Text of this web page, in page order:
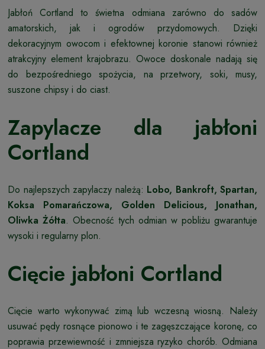
Jabłoń Cortland to świetna odmiana zarówno do sadów
amatorskich, jak i ogrodów przydomowych. Dzięki
dekoracyjnym owocom i efektownej koronie stanowi również
atrakcyjny element krajobrazu. Owoce doskonale nadają się
do bezpośredniego spożycia, na przetwory, soki, musy,
suszone chipsy i do ciast.
Zapylacze dla jabłoni
Cortland
Do najlepszych zapylaczy należą: Lobo, Bankroft, Spartan,
Koksa Pomarańczowa, Golden Delicious, Jonathan,
Oliwka Żółta. Obecność tych odmian w pobliżu gwarantuje
wysoki i regularny plon.
Cięcie jabłoni Cortland
Cięcie warto wykonywać zimą lub wczesną wiosną. Należy
usuwać pędy rosnące pionowo i te zagęszczające koronę, co
poprawia przewiewność i zmniejsza ryzyko chorób. Odmiana